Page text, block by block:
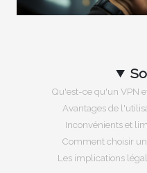
Qu'est-ce qu'un VPN
Avantages de
Inconvénients et
Comment choisir
Les implications